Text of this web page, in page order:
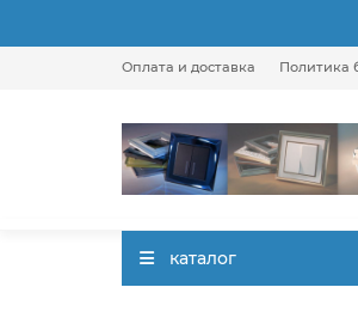
Оплата и доставка Политика
каталог